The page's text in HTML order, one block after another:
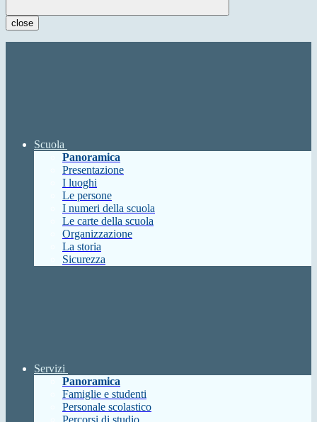
close
Scuola
Panoramica
Presentazione
I luoghi
Le persone
I numeri della scuola
Le carte della scuola
Organizzazione
La storia
Sicurezza
Servizi
Panoramica
Famiglie e studenti
Personale scolastico